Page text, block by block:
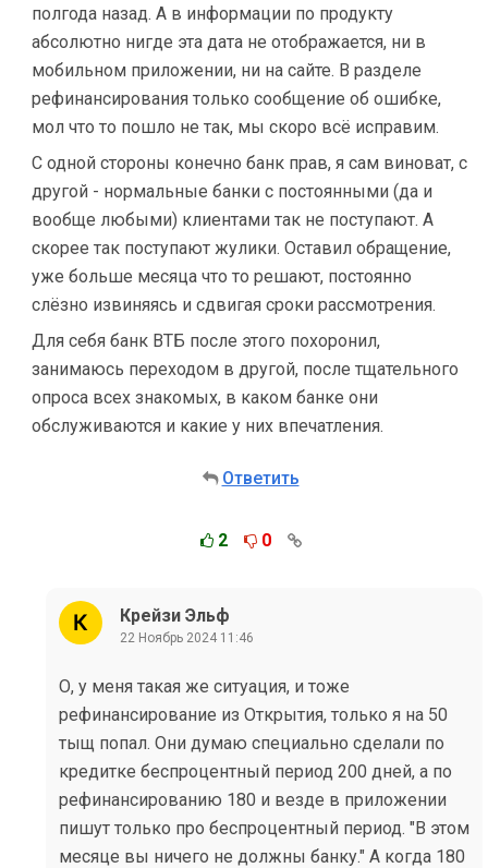
полгода назад. А в информации по продукту
абсолютно нигде эта дата не отображается, ни в
мобильном приложении, ни на сайте. В разделе
рефинансирования только сообщение об ошибке,
мол что то пошло не так, мы скоро всё исправим.
С одной стороны конечно банк прав, я сам виноват, с
другой - нормальные банки с постоянными (да и
вообще любыми) клиентами так не поступают. А
скорее так поступают жулики. Оставил обращение,
уже больше месяца что то решают, постоянно
слёзно извиняясь и сдвигая сроки рассмотрения.
Для себя банк ВТБ после этого похоронил,
занимаюсь переходом в другой, после тщательного
опроса всех знакомых, в каком банке они
обслуживаются и какие у них впечатления.
Ответить
2 0
Крейзи Эльф
22 Ноябрь 2024 11:46
О, у меня такая же ситуация, и тоже
рефинансирование из Открытия, только я на 50
тыщ попал. Они думаю специально сделали по
кредитке беспроцентный период 200 дней, а по
рефинансированию 180 и везде в приложении
пишут только про беспроцентный период. "В этом
месяце вы ничего не должны банку." А когда 180